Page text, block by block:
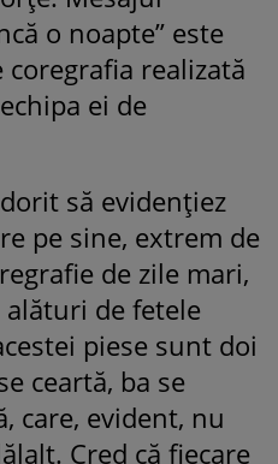
o noapte” este
realizată
ei de
să evidențiez
pe sine, extrem de
de zile mari,
alături de fetele
piese sunt doi
ceartă, ba se
care, evident, nu
Cred că fiecare